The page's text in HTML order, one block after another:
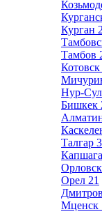
Курган
Тамбов
Котовск
Нур-
Бишкек
Талгар 3
Орел 21
Мценск